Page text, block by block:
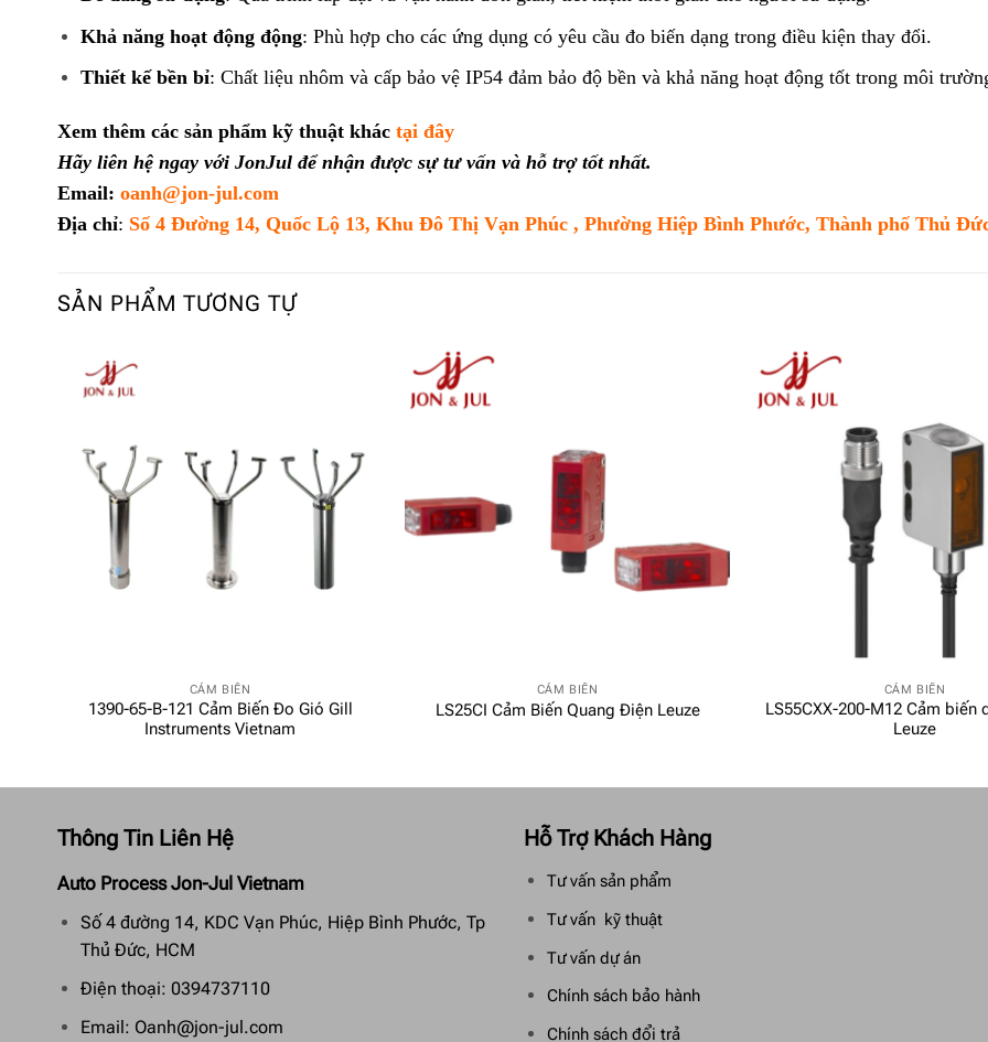
Khả năng hoạt động động: Phù hợp cho các ứng dụng có yêu cầu đo biến dạng trong điều kiện thay đổi.
Thiết kế bền bỉ: Chất liệu nhôm và cấp bảo vệ IP54 đảm bảo độ bền và khả năng hoạt động tốt trong môi
Xem thêm các sản phẩm kỹ thuật khác tại đây
Hãy liên hệ ngay với JonJul để nhận được sự tư vấn và hỗ trợ tốt nhất.
Email: oanh@jon-jul.com
Địa chỉ: Số 4 Đường 14, Quốc Lộ 13, Khu Đô Thị Vạn Phúc , Phường Hiệp Bình Phước, Thành phố Thủ
SẢN PHẨM TƯƠNG TỰ
CẢM BIẾN
1390-65-B-121 Cảm Biến Đo Gió Gill
Instruments Vietnam
CẢM BIẾN
LS25CI Cảm Biến Quang Điện Leuze
CẢM BIẾN
LS55CXX-200-M12 Cảm biến
Leuze
Thông Tin Liên Hệ
Auto Process Jon-Jul Vietnam
Số 4 đường 14, KDC Vạn Phúc, Hiệp Bình Phước, Tp
Thủ Đức, HCM
Điện thoại: 0394737110
Email: Oanh@jon-jul.com
Hỗ Trợ Khách Hàng
Tư vấn sản phẩm
Tư vấn kỹ thuật
Tư vấn dự án
Chính sách bảo hành
Chính sách đổi trả